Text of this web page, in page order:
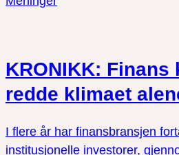
KRONIKK: Finans
redde klimaet
I flere år har finansbransjen
institusjonelle investorer,